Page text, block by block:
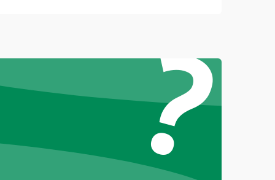
1000 ₽ Подробнее →
Подробнее →
1000 ₽ Подробнее →
?